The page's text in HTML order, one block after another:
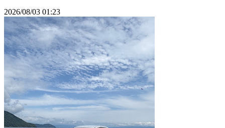
2026/08/03 01:23